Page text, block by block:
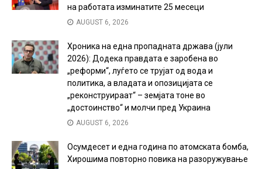
на работата изминатите 25 месеци
AUGUST 6, 2026
Хроника на една пропадната држава (јули
2026): Додека правдата е заробена во
„реформи“, луѓето се трујат од вода и
политика, а владата и опозицијата се
„реконструираат“ – земјата тоне во
„достоинство“ и молчи пред Украина
AUGUST 6, 2026
Осумдесет и една година по атомската бомба,
Хирошима повторно повика на разоружување